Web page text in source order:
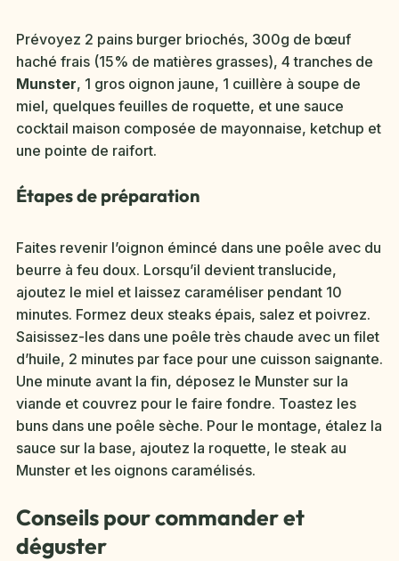
Prévoyez 2 pains burger briochés, 300g de bœuf
haché frais (15% de matières grasses), 4 tranches de
Munster, 1 gros oignon jaune, 1 cuillère à soupe de
miel, quelques feuilles de roquette, et une sauce
cocktail maison composée de mayonnaise, ketchup et
une pointe de raifort.
Étapes de préparation
Faites revenir l’oignon émincé dans une poêle avec du
beurre à feu doux. Lorsqu’il devient translucide,
ajoutez le miel et laissez caraméliser pendant 10
minutes. Formez deux steaks épais, salez et poivrez.
Saisissez-les dans une poêle très chaude avec un filet
d’huile, 2 minutes par face pour une cuisson saignante.
Une minute avant la fin, déposez le Munster sur la
viande et couvrez pour le faire fondre. Toastez les
buns dans une poêle sèche. Pour le montage, étalez la
sauce sur la base, ajoutez la roquette, le steak au
Munster et les oignons caramélisés.
Conseils pour commander et
déguster